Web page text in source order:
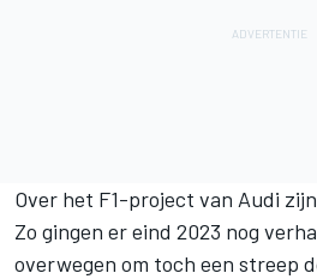
Over het F1-project van Audi
Zo gingen er eind 2023 nog
overwegen om toch een streep